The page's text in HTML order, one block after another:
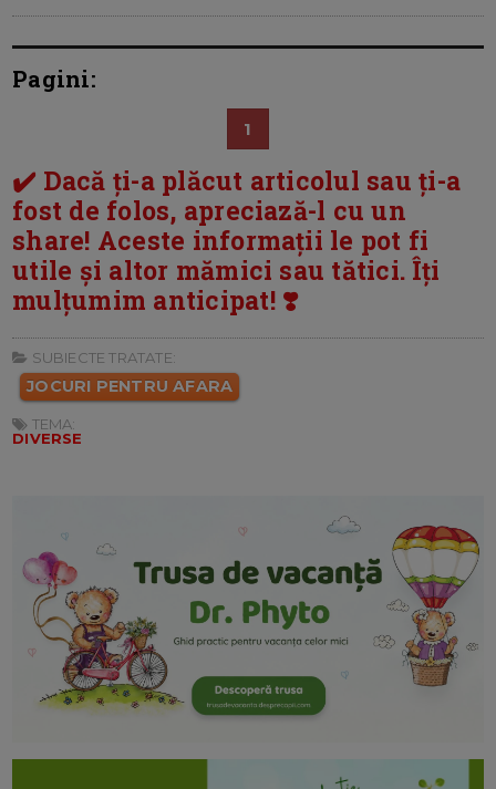
Pagini:
1
✔️ Dacă ți-a plăcut articolul sau ți-a
fost de folos, apreciază-l cu un
share! Aceste informații le pot fi
utile și altor mămici sau tătici. Îți
mulțumim anticipat! ❣️
SUBIECTE TRATATE:
JOCURI PENTRU AFARA
TEMA:
DIVERSE